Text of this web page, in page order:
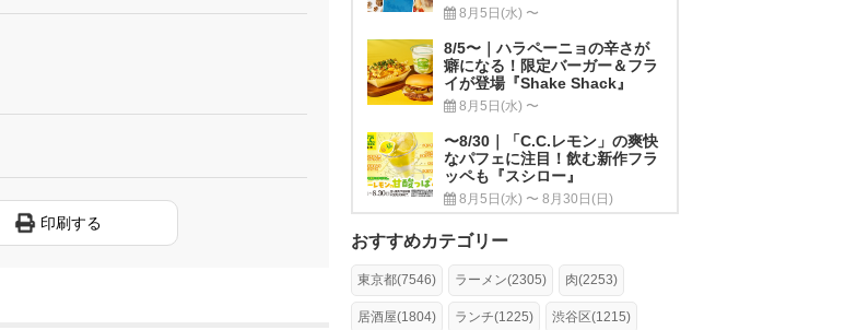
印刷する
8月5日(水) 〜
8/5〜｜ハラペーニョの辛さが
癖になる！限定バーガー＆フラ
イが登場『Shake Shack』
8月5日(水) 〜
〜8/30｜「C.C.レモン」の爽快
なパフェに注目！飲む新作フラ
ッペも『スシロー』
8月5日(水) 〜 8月30日(日)
おすすめカテゴリー
東京都(7546) ラーメン(2305) 肉(2253)
居酒屋(1804) ランチ(1225) 渋谷区(1215)